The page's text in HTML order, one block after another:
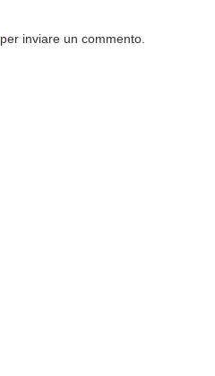
per inviare un commento.